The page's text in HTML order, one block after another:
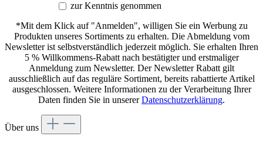
zur Kenntnis genommen
*Mit dem Klick auf "Anmelden", willigen Sie ein Werbung zu
Produkten unseres Sortiments zu erhalten. Die Abmeldung vom
Newsletter ist selbstverständlich jederzeit möglich. Sie erhalten Ihren
5 % Willkommens-Rabatt nach bestätigter und erstmaliger
Anmeldung zum Newsletter. Der Newsletter Rabatt gilt
ausschließlich auf das reguläre Sortiment, bereits rabattierte Artikel
ausgeschlossen. Weitere Informationen zu der Verarbeitung Ihrer
Daten finden Sie in unsererDatenschutzerklärung.
Über uns